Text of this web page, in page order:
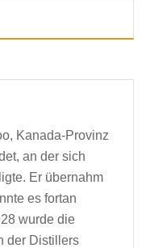
Kanada-Provinz
an der sich
Er übernahm
es fortan
wurde die
der Distillers